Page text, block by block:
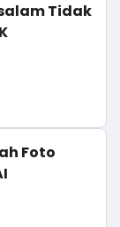
Tidak
Foto